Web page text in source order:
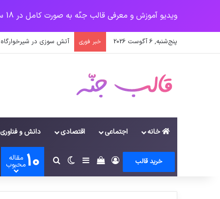
ویدیو آموزش و معرفی قالب جنّه به صورت کامل در 18 سرفصل
پنج‌شنبه, 6 آگوست 2026 خبر فوری آتش سوزی در شیرخوارگاه
خانه اجتماعی اقتصادی دانش و فناوری
خرید قالب وروددیدن سبد خرید
سایدبارتغییر پوسته
جستجو برای
10 مقاله
محبوب